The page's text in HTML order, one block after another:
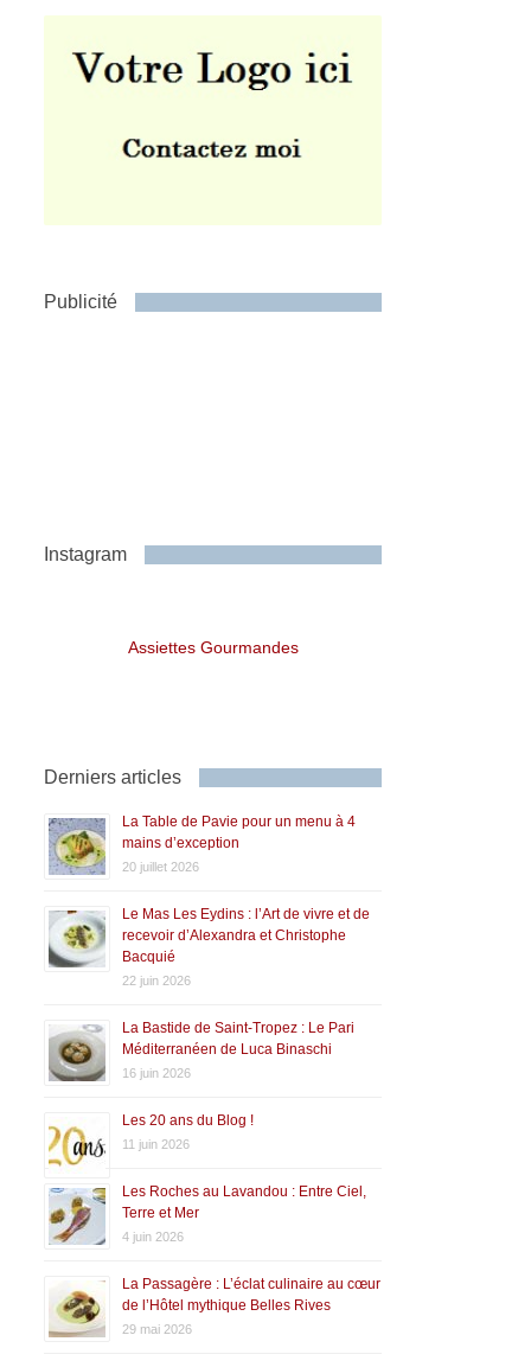
Publicité
Instagram
Assiettes Gourmandes
Derniers articles
La Table de Pavie pour un menu à 4
mains d’exception
20 juillet 2026
Le Mas Les Eydins : l’Art de vivre et de
recevoir d’Alexandra et Christophe
Bacquié
22 juin 2026
La Bastide de Saint-Tropez : Le Pari
Méditerranéen de Luca Binaschi
16 juin 2026
Les 20 ans du Blog !
11 juin 2026
Les Roches au Lavandou : Entre Ciel,
Terre et Mer
4 juin 2026
La Passagère : L’éclat culinaire au cœur
de l’Hôtel mythique Belles Rives
29 mai 2026